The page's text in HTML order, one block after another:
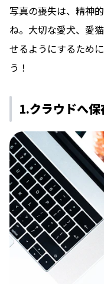
写真の喪失は、精神
ね。大切な愛犬、愛
せるようにするため
う！
1.クラウドへ保